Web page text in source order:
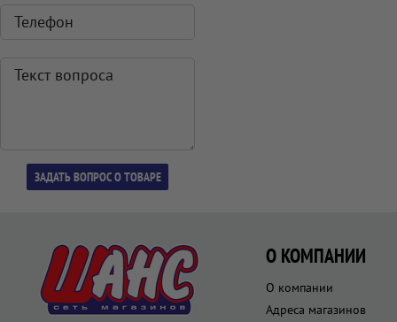
О КОМПАНИИ
О компании
Адреса магазинов